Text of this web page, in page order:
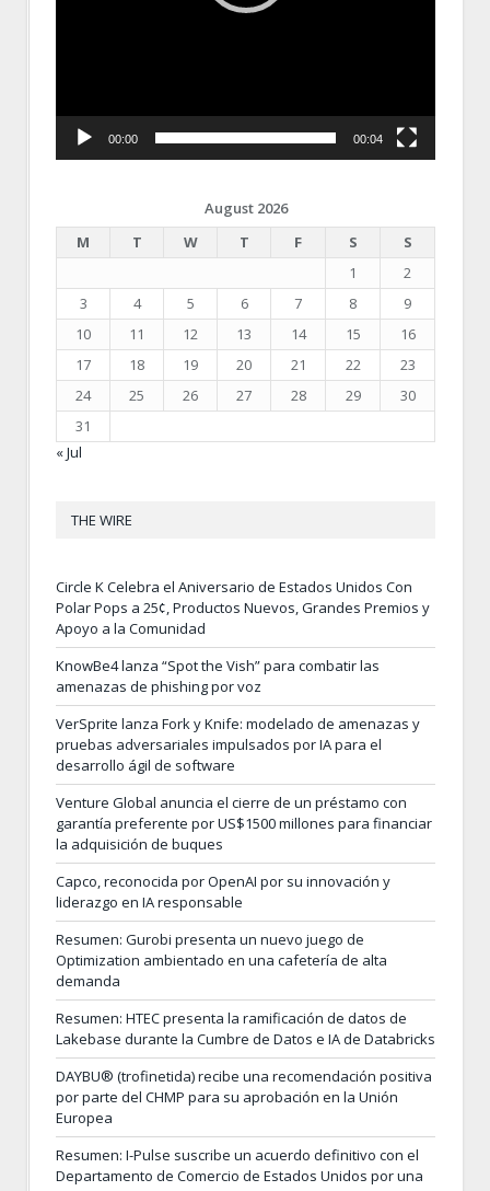
00:00 00:04
August 2026
M
T W T F S
S
1
2
3
4 5 6 7 8
9
10
11 12 13 14 15
16
17
18 19 20 21 22
23
24
25 26 27 28 29
30
31
« Jul
THE WIRE
Circle K Celebra el Aniversario de Estados Unidos Con
Polar Pops a 25¢, Productos Nuevos, Grandes Premios y
Apoyo a la Comunidad
KnowBe4 lanza “Spot the Vish” para combatir las
amenazas de phishing por voz
VerSprite lanza Fork y Knife: modelado de amenazas y
pruebas adversariales impulsados por IA para el
desarrollo ágil de software
Venture Global anuncia el cierre de un préstamo con
garantía preferente por US$1500 millones para financiar
la adquisición de buques
Capco, reconocida por OpenAI por su innovación y
liderazgo en IA responsable
Resumen: Gurobi presenta un nuevo juego de
Optimization ambientado en una cafetería de alta
demanda
Resumen: HTEC presenta la ramificación de datos de
Lakebase durante la Cumbre de Datos e IA de Databricks
DAYBU® (trofinetida) recibe una recomendación positiva
por parte del CHMP para su aprobación en la Unión
Europea
Resumen: I-Pulse suscribe un acuerdo definitivo con el
Departamento de Comercio de Estados Unidos por una